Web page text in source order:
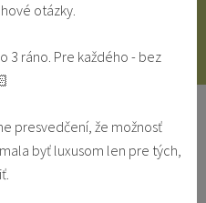
je tu na to, aby
otázky.
3 ráno. Pre každého - bez
presvedčení, že možnosť
byť luxusom len pre tých,